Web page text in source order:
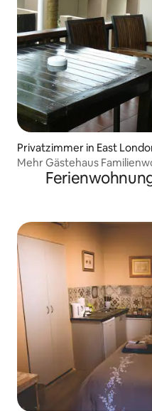
Privatzimmer in East
Mehr Gästehaus
Schlafzimmer ansehen